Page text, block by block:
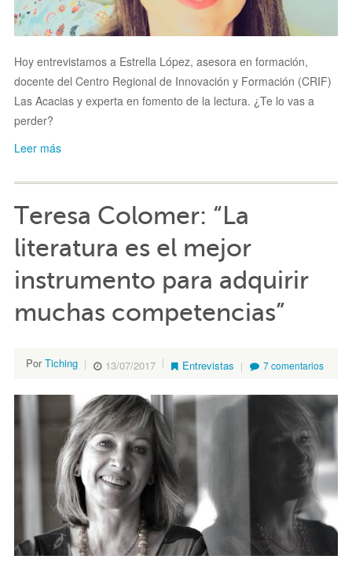
Hoy entrevistamos a Estrella López, asesora en formación,
docente del Centro Regional de Innovación y Formación (CRIF)
Las Acacias y experta en fomento de la lectura. ¿Te lo vas a
perder?
Leer más
Teresa Colomer: “La
literatura es el mejor
instrumento para adquirir
muchas competencias”
PorTiching 13/07/2017 Entrevistas 7 comentarios